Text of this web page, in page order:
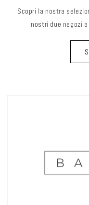
Scopri la nostra
nostri due negozi